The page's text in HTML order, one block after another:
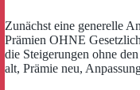
Zunächst eine generelle
Prämien OHNE
die Steigerungen ohne
alt, Prämie neu,